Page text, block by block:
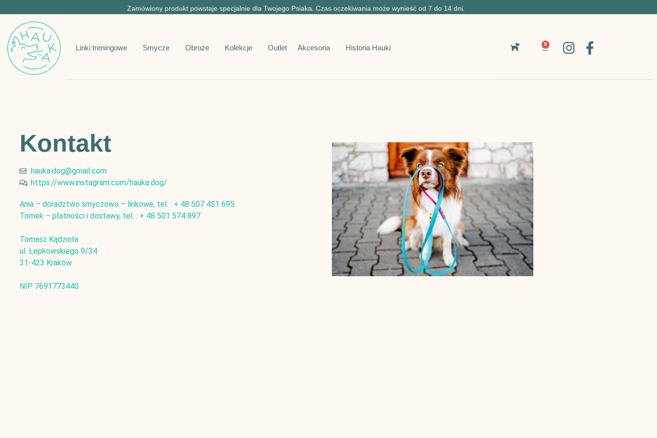
Zamówiony produkt powstaje specjalnie dla Twojego Psiaka. Czas oczekiwania może wynieść od 7 do 14 dni.
Linki treningowe Smycze Obroże Kolekcje Outlet Akcesoria Historia Hauki 0
Kontakt
hauka.dog@gmail.com
https://www.instagram.com/hauka.dog/
Ania – doradztwo smyczowo – linkowe, tel. : + 48 507 451 695
Tomek – płatności i dostawy, tel. : + 48 501 574 897
Tomasz Kądzioła
ul. Łepkowskiego 9/34
31-423 Kraków
NIP 7691773440